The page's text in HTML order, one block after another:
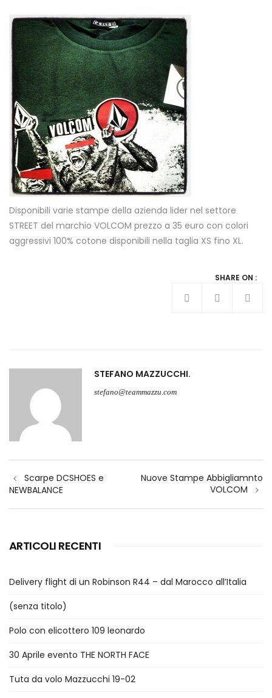
Disponibili varie stampe della azienda lider nel settore
STREET del marchio VOLCOM prezzo a 35 euro con colori
aggressivi 100% cotone disponibili nella taglia XS fino XL.
SHARE ON :
STEFANO MAZZUCCHI
stefano@teammazzu.com
articoli
Scarpe DCSHOES e
NEWBALANCE
Nuove Stampe Abbigliamnto
VOLCOM
ARTICOLI RECENTI
Delivery flight di un Robinson R44 – dal Marocco all’Italia
(senza titolo)
Polo con elicottero 109 leonardo
30 Aprile evento THE NORTH FACE
Tuta da volo Mazzucchi 19-02